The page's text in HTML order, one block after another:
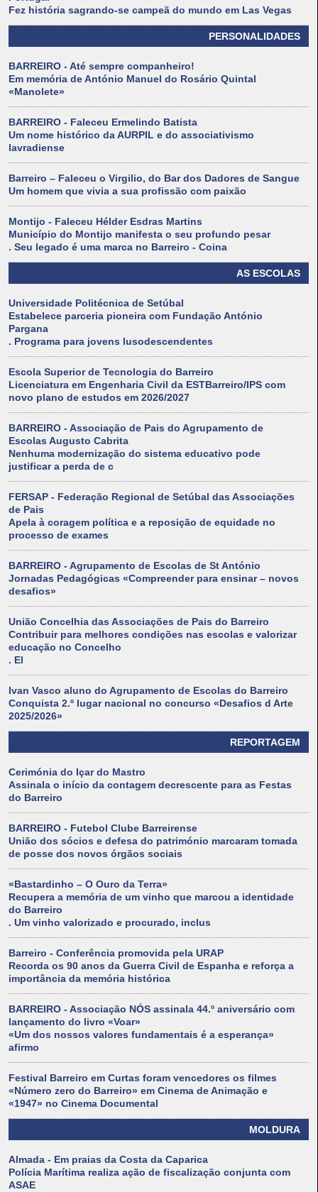
Fez história sagrando-se campeã do mundo em Las Vegas
PERSONALIDADES
BARREIRO - Até sempre companheiro!
Em memória de António Manuel do Rosário Quintal
«Manolete»
BARREIRO - Faleceu Ermelindo Batista
Um nome histórico da AURPIL e do associativismo
lavradiense
Barreiro – Faleceu o Virgilio, do Bar dos Dadores de Sangue
Um homem que vivia a sua profissão com paixão
Montijo - Faleceu Hélder Esdras Martins
Município do Montijo manifesta o seu profundo pesar
. Seu legado é uma marca no Barreiro - Coina
AS ESCOLAS
Universidade Politécnica de Setúbal
Estabelece parceria pioneira com Fundação António
Pargana
. Programa para jovens lusodescendentes
Escola Superior de Tecnologia do Barreiro
Licenciatura em Engenharia Civil da ESTBarreiro/IPS com
novo plano de estudos em 2026/2027
BARREIRO - Associação de Pais do Agrupamento de
Escolas Augusto Cabrita
Nenhuma modernização do sistema educativo pode
justificar a perda de c
FERSAP - Federação Regional de Setúbal das Associações
de Pais
Apela à coragem política e a reposição de equidade no
processo de exames
BARREIRO - Agrupamento de Escolas de St António
Jornadas Pedagógicas «Compreender para ensinar – novos
desafios»
União Concelhia das Associações de Pais do Barreiro
Contribuir para melhores condições nas escolas e valorizar
educação no Concelho
. El
Ivan Vasco aluno do Agrupamento de Escolas do Barreiro
Conquista 2.º lugar nacional no concurso «Desafios d Arte
2025/2026»
REPORTAGEM
Cerimónia do Içar do Mastro
Assinala o início da contagem decrescente para as Festas
do Barreiro
BARREIRO - Futebol Clube Barreirense
União dos sócios e defesa do património marcaram tomada
de posse dos novos órgãos sociais
«Bastardinho – O Ouro da Terra»
Recupera a memória de um vinho que marcou a identidade
do Barreiro
. Um vinho valorizado e procurado, inclus
Barreiro - Conferência promovida pela URAP
Recorda os 90 anos da Guerra Civil de Espanha e reforça a
importância da memória histórica
BARREIRO - Associação NÓS assinala 44.º aniversário com
lançamento do livro «Voar»
«Um dos nossos valores fundamentais é a esperança»
afirmo
Festival Barreiro em Curtas foram vencedores os filmes
«Número zero do Barreiro» em Cinema de Animação e
«1947» no Cinema Documental
MOLDURA
Almada - Em praias da Costa da Caparica
Polícia Marítima realiza ação de fiscalização conjunta com
ASAE